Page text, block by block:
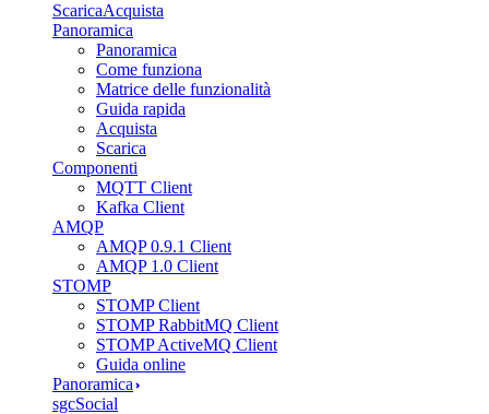
ScaricaAcquista
Panoramica
Panoramica
Come funziona
Matrice delle funzionalità
Guida rapida
Acquista
Scarica
Componenti
MQTT Client
Kafka Client
AMQP
AMQP 0.9.1 Client
AMQP 1.0 Client
STOMP
STOMP Client
STOMP RabbitMQ Client
STOMP ActiveMQ Client
Guida online
Panoramica
sgcSocial